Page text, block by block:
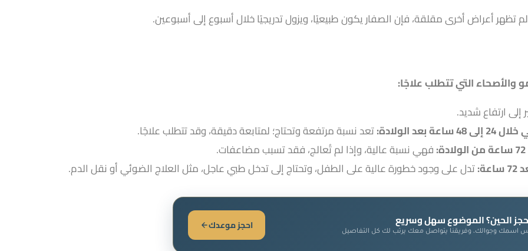
والأصحاء التي تتطلب علاجًا:
إلى ارتفاع شديد.
تعد نسبة مرتفعة وتحتاج؛ لمتابعة دقيقة، وقد تتطلب علاجًا.
فهي نسبة عالية، وإذا لم تُعالج، فقد تسبب مضاعفات.
تدل على وجود خطورة عالية على الطفل، وتحتاج إلى تدخل طبي عاجل، مثل العلاج الضوئي أو نقل الدم.
الحين؟ الموضوع سهل وسريع
اسمك وجوالك، وفريقنا يتواصل معك يرتب لك كل التفاصيل احجز موعدك